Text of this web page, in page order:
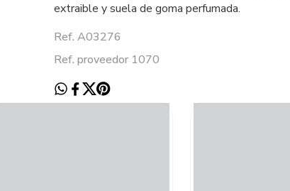
extraible y suela de goma perfumada.
Ref. A03276
Ref. proveedor 1070